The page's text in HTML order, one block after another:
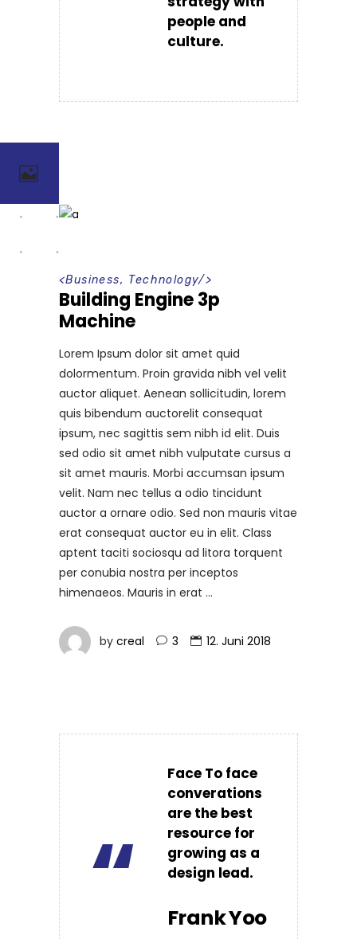
people and
culture.
<Business, Technology/>
Building Engine 3p
Machine
Lorem Ipsum dolor sit amet quid
dolormentum. Proin gravida nibh vel velit
auctor aliquet. Aenean sollicitudin, lorem
quis bibendum auctorelit consequat
ipsum, nec sagittis sem nibh id elit. Duis
sed odio sit amet nibh vulputate cursus a
sit amet mauris. Morbi accumsan ipsum
velit. Nam nec tellus a odio tincidunt
auctor a ornare odio. Sed non mauris vitae
erat consequat auctor eu in elit. Class
aptent taciti sociosqu ad litora torquent
per conubia nostra per inceptos
himenaeos. Mauris in erat
by creal 3 12. Juni 2018
“
Face To face
converations
are the best
resource for
growing as a
design lead.
Frank Yoo